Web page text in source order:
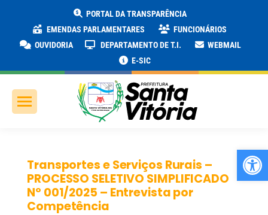
PORTAL DA TRANSPARÊNCIA
EMENDAS PARLAMENTARES
FUNCIONÁRIOS
OUVIDORIA
DEPARTAMENTO DE T.I.
WEBMAIL
E-SIC
Transportes e Serviços Rurais –
PROCESSO SELETIVO SIMPLIFICADO
Nº 001/2025 – Entrevista por
Competência